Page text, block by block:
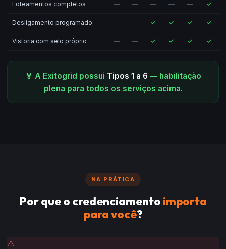
Loteamentos completos — — — — — ✓
Desligamento programado — — ✓ ✓ ✓ ✓
Vistoria com selo próprio — — ✓ ✓ ✓ ✓
🏅 A Exitogrid possui Tipos 1 a 6 — habilitação
plena para todos os serviços acima.
NA PRÁTICA
Por que o credenciamento importa
para você?
⚠️